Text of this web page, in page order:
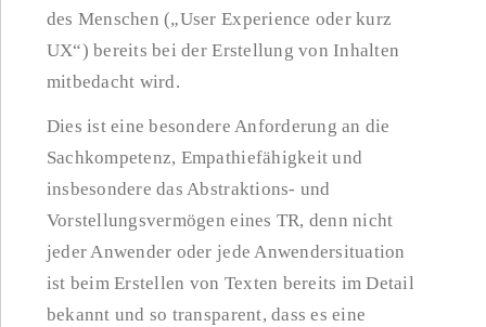
des Menschen („User Experience oder kurz
UX“) bereits bei der Erstellung von Inhalten
mitbedacht wird.
Dies ist eine besondere Anforderung an die
Sachkompetenz, Empathiefähigkeit und
insbesondere das Abstraktions- und
Vorstellungsvermögen eines TR, denn nicht
jeder Anwender oder jede Anwendersituation
ist beim Erstellen von Texten bereits im Detail
bekannt und so transparent, dass es eine